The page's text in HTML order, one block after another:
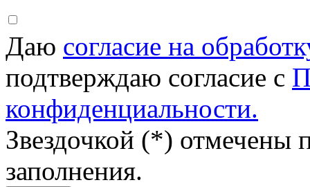
Даю согласие на
подтверждаю согласие с
конфиденциальности.
Звездочкой (*) отмечены
заполнения.